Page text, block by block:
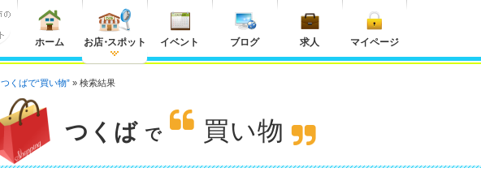
ホーム お店・スポット イベント ブログ 求人 マイページ
つくばで“買い物” 検索結果
つくば で 買い物